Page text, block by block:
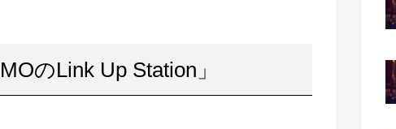
のLink Up Station」